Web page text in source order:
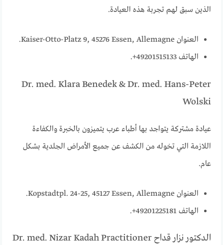
الذين سبق لهم تجربة هذه العيادة.
العنوان Kaiser-Otto-Platz 9, 45276 Essen, Allemagne.
الهاتف 49201515133+.
Dr. med. Klara Benedek & Dr. med. Hans-Peter
Wolski
عيادة مشتركة يتواجد بها أطباء عرب يتميزون بالخبرة والكفاءة
اللازمة التي تخوله من الكشف عن جميع الأمراض الجلدية بشكل
عام.
العنوان Kopstadtpl. 24-25, 45127 Essen, Allemagne.
الهاتف 49201225181+.
الدكتور نزار قداح Dr. med. Nizar Kadah Practitioner